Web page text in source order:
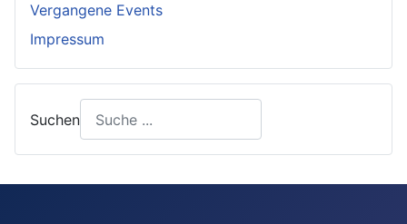
Vergangene Events
Impressum
Suchen